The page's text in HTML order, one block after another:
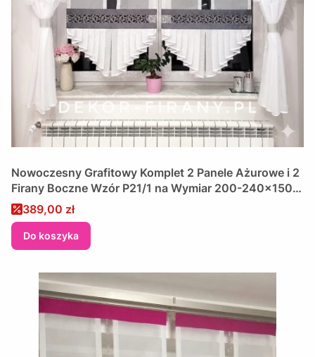
Nowoczesny Grafitowy Komplet 2 Panele Ażurowe i 2
Firany Boczne Wzór P21/1 na Wymiar 200-240x150
cmCena promocyjna
389,00 zł
Do koszyka